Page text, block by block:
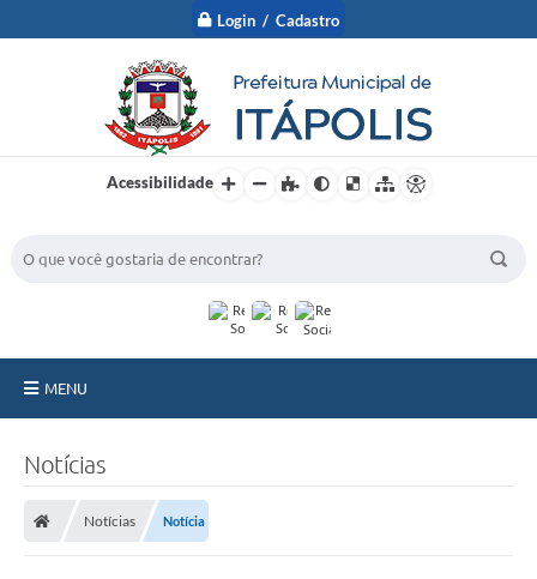
Login / Cadastro
Acessibilidade
MENU
Notícias
Notícias Notícia